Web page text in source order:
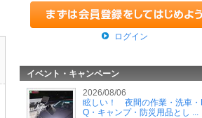
ログイン
イベント・キャンペーン
2026/08/06
眩しい！ 夜間の作業・洗車・
Q・キャンプ・防災用品とし ...